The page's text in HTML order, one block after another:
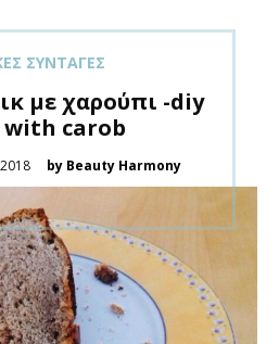
ΣΥΝΤΑΓΈΣ
με χαρούπι -diy
with carob
by Beauty Harmony